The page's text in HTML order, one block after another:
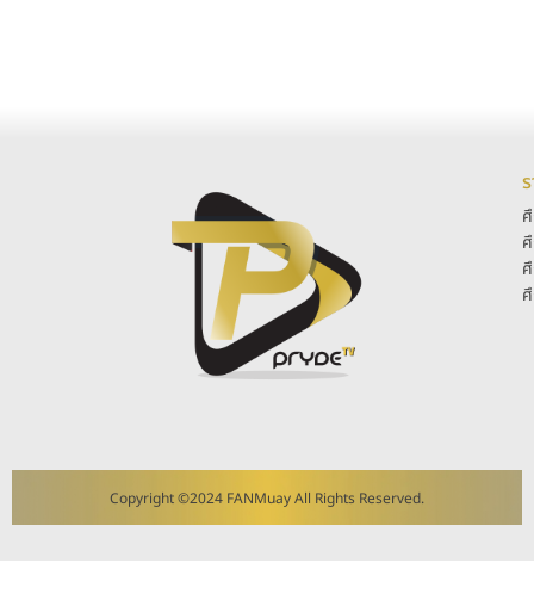
Copyright ©2024 FANMuay All Rights Reserved.